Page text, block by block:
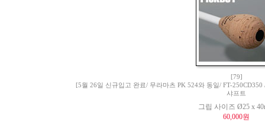
[79]
[5월 26일 신규입고 완료/ 무라마츠 PK 524와 동일/ FT-
샤프트
그립 사이즈 Ø25 x
60,000원